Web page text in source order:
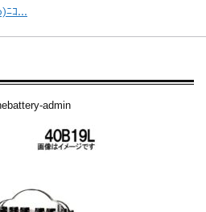
ﾆｺ...
admin